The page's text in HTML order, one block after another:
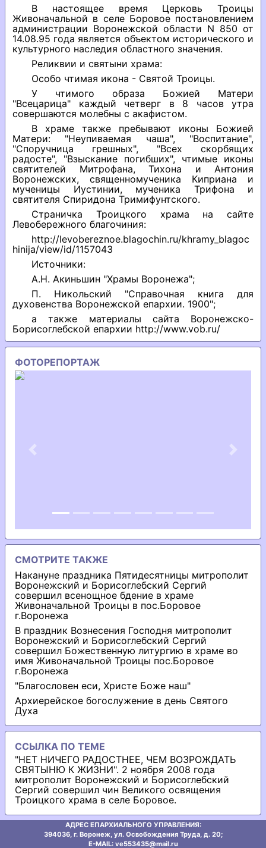
В настоящее время Церковь Троицы
Живоначальной в селе Боровое постановлением
администрации Воронежской области N 850 от
14.08.95 года является объектом исторического и
культурного наследия областного значения.
Реликвии и святыни храма:
Особо чтимая икона - Святой Троицы.
У чтимого образа Божией Матери
"Всецарица" каждый четверг в 8 часов утра
совершаются молебны с акафистом.
В храме также пребывают иконы Божией
Матери: "Неупиваемая чаша", "Воспитание",
"Споручница грешных", "Всех скорбящих
радосте", "Взыскание погибших", чтимые иконы
святителей Митрофана, Тихона и Антония
Воронежских, священномученика Киприана и
мученицы Иустинии, мученика Трифона и
святителя Спиридона Тримифунтского.
Страничка Троицкого храма на сайте
Левобережного благочиния:
http://levobereznoe.blagochin.ru/khramy_blagoc
hinija/view/id/1157043
Источники:
А.Н. Акиньшин "Храмы Воронежа";
П. Никольский "Справочная книга для
духовенства Воронежской епархии. 1900";
а также материалы сайта Воронежско-
Борисоглебской епархии http://www.vob.ru/
ФОТОРЕПОРТАЖ
Previous Next
СМОТРИТЕ ТАКЖЕ
Накануне праздника Пятидесятницы митрополит
Воронежский и Борисоглебский Сергий
совершил всенощное бдение в храме
Живоначальной Троицы в пос.Боровое
г.Воронежа
В праздник Вознесения Господня митрополит
Воронежский и Борисоглебский Сергий
совершил Божественную литургию в храме во
имя Живоначальной Троицы пос.Боровое
г.Воронежа
"Благословен еси, Христе Боже наш"
Архиерейское богослужение в день Святого
Духа
ССЫЛКА ПО ТЕМЕ
"НЕТ НИЧЕГО РАДОСТНЕЕ, ЧЕМ ВОЗРОЖДАТЬ
СВЯТЫНЮ К ЖИЗНИ". 2 ноября 2008 года
митрополит Воронежский и Борисоглебский
Сергий совершил чин Великого освящения
Троицкого храма в селе Боровое.
АДРЕС ЕПАРХИАЛЬНОГО УПРАВЛЕНИЯ:
394036, г. Воронеж, ул. Освобождения Труда, д. 20;
E-MAIL: ve553435@mаil.ru